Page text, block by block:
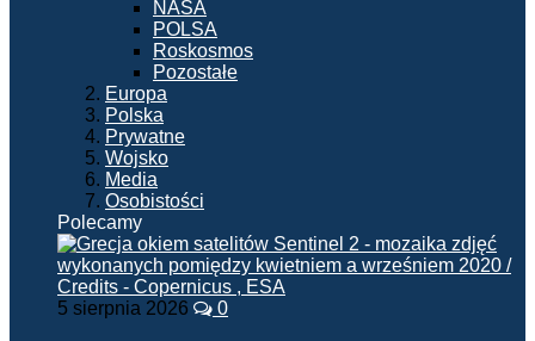
NASA
POLSA
Roskosmos
Pozostałe
Europa
Polska
Prywatne
Wojsko
Media
Osobistości
Polecamy
5 sierpnia 2026 0